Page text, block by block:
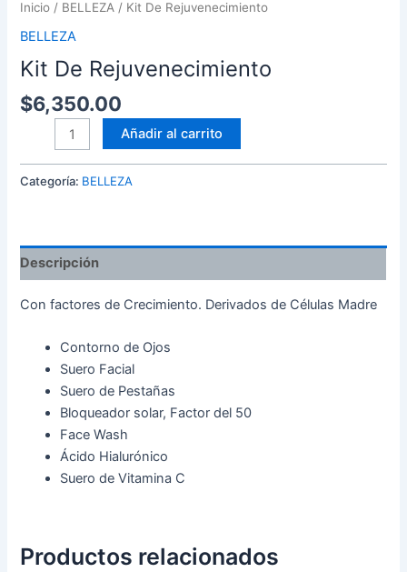
Inicio / BELLEZA / Kit De Rejuvenecimiento
BELLEZA
Kit De Rejuvenecimiento
$6,350.00
Añadir al carrito
Categoría: BELLEZA
Descripción
Con factores de Crecimiento. Derivados de Células Madre
Contorno de Ojos
Suero Facial
Suero de Pestañas
Bloqueador solar, Factor del 50
Face Wash
Ácido Hialurónico
Suero de Vitamina C
Productos relacionados